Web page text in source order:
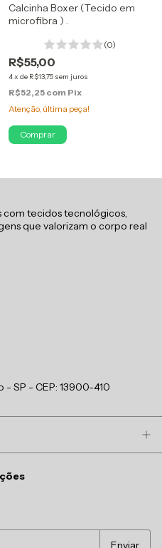
Calcinha Boxer (Tecido em
microfibra ) .
(0)
R$55,00
4x de R$13,75 sem juros
R$52,25 com Pix
Atenção, última peça!
Comprar
com tecidos tecnológicos,
que valorizam o corpo real
- SP - CEP: 13900-410